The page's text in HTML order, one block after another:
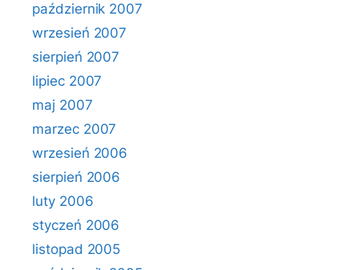
październik 2007
wrzesień 2007
sierpień 2007
lipiec 2007
maj 2007
marzec 2007
wrzesień 2006
sierpień 2006
luty 2006
styczeń 2006
listopad 2005